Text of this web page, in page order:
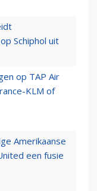
Schiphol uit
op TAP Air
KLM of
Amerikaanse
een fusie